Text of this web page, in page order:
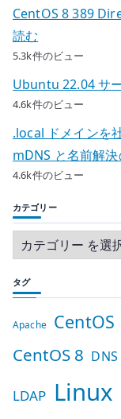
CentOS 8 389
読む
5.3k件のビュー
Ubuntu 22.04 サ
4.6k件のビュー
.local ドメインを
mDNS と名前解
4.6k件のビュー
カテゴリー
タグ
Apache CentOS
CentOS 8 DNS
LDAP Linux